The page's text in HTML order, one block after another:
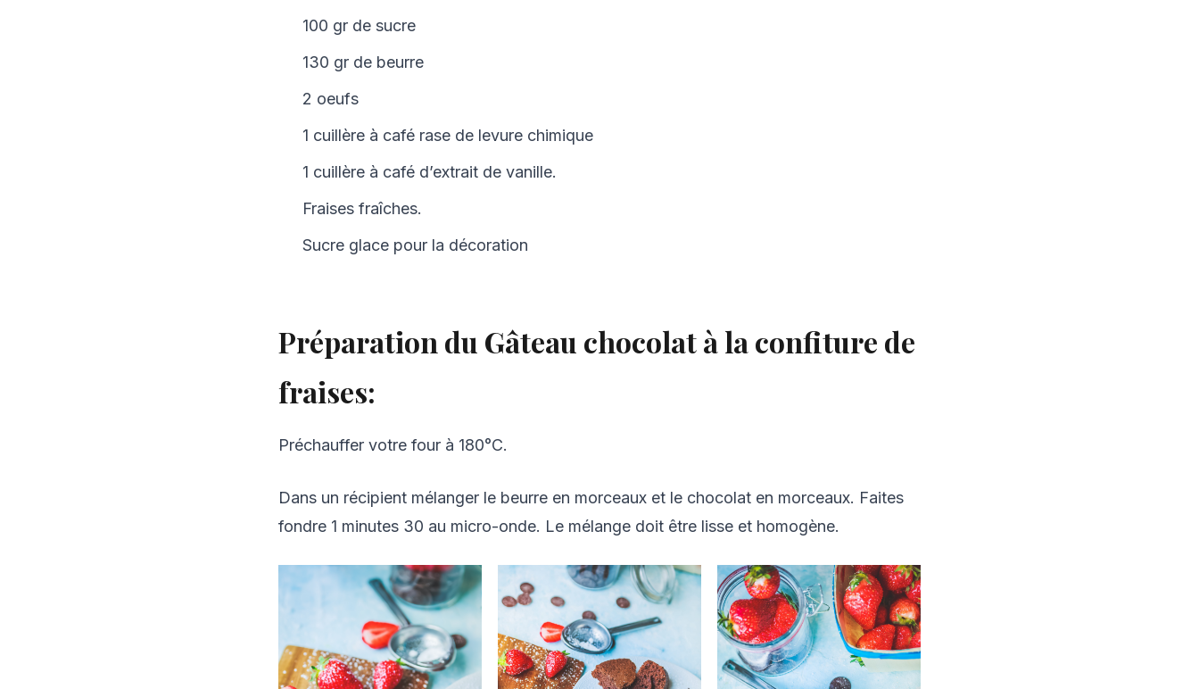
100 gr de sucre
130 gr de beurre
2 oeufs
1 cuillère à café rase de levure chimique
1 cuillère à café d’extrait de vanille.
Fraises fraîches.
Sucre glace pour la décoration
Préparation du Gâteau chocolat à la confiture de
fraises:
Préchauffer votre four à 180°C.
Dans un récipient mélanger le beurre en morceaux et le chocolat en morceaux. Faites
fondre 1 minutes 30 au micro-onde. Le mélange doit être lisse et homogène.